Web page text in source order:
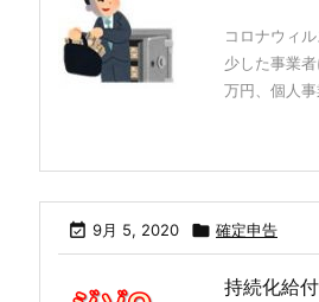
コロナウィ
少した事業
万円、個人
 9月 5, 2020  確定申告
持続化給